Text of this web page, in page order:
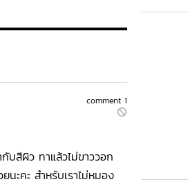
comment 1
บสีผิว ทาแล้วไม่ขาววอก
ะคะ สำหรับเราไม่หมอง